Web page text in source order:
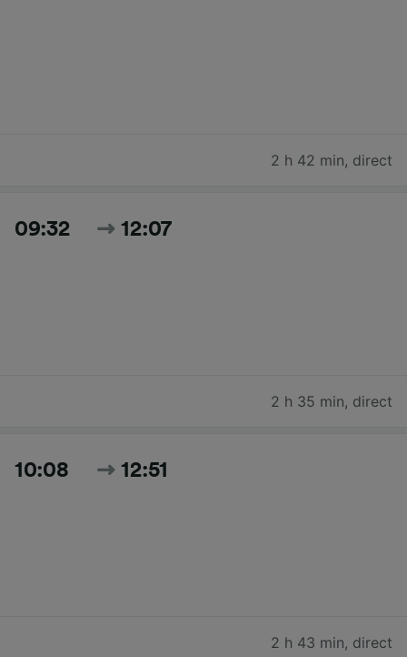
2 h 42 min, direct
09:32 12:07
2 h 35 min, direct
10:08 12:51
2 h 43 min, direct